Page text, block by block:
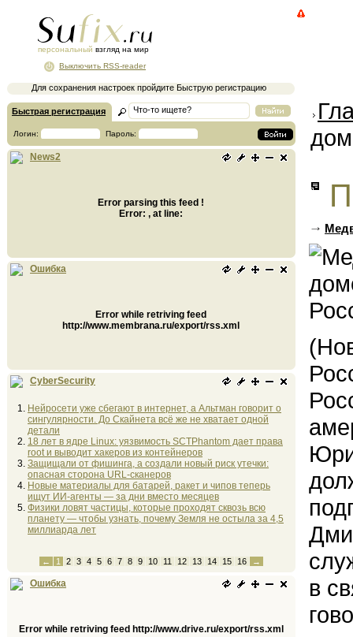
персональный взгляд на мир
Для сохранения настроек пройдите Быструю регистрацию
Выключить RSS-reader
Быстрая регистрация
Логин: Пароль:
News2
Error parsing this feed !
Error: , at line:
Ошибка
Error while retriving feed
http://www.membrana.ru/export/rss.xml
CyberSecurity
Нейросети уже сбегают в интернет, а Альтман говорит о
сингулярности. До Скайнета всё же не хватает одной
детали
18 лет в ядре Linux: уязвимость SCTPhantom дает права
root и выводит хакеров из контейнеров
Защищали от фишинга, а создали новый риск утечки:
опасная сторона URL-сканеров
Новые материалы для батарей, ракет и чипов теперь
ищут ИИ-агенты — за дни вместо месяцев
Физики ловят частицы, которые проходят сквозь всю
планету — чтобы узнать, почему Земля не остыла за 4,5
миллиарда лет
← 1 2 3 4 5 6 7 8 9 10 11 12 13 14 15 16 →
Ошибка
Error while retriving feed http://www.drive.ru/export/rss.xml
в